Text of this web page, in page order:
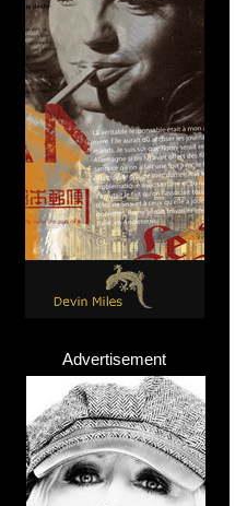
Advertisement